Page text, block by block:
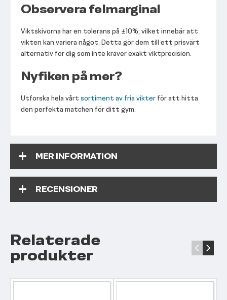
Observera felmarginal
Viktskivorna har en tolerans på ±10%, vilket innebär att
vikten kan variera något. Detta gör dem till ett prisvärt
alternativ för dig som inte kräver exakt viktprecision.
Nyfiken på mer?
Utforska hela vårt sortiment av fria vikter för att hitta
den perfekta matchen för ditt gym.
MER INFORMATION
RECENSIONER
Relaterade
produkter ‹ ›